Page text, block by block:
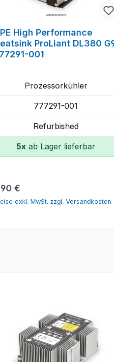
High Performance
ProLiant DL380
001
Prozessorkühler
777291-001
Refurbished
5x ab Lager lieferbar
Preis:
€
exkl. MwSt. zzgl. Versandkosten